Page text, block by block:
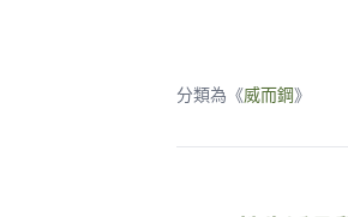
分類為《威而鋼 》